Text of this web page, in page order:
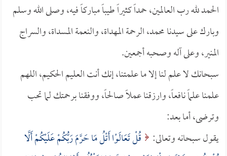
الحمد لله رب العالمين، حمداً كثيراً طيباً مباركاً فيه، وصلى الله وسلم
وبارك على سيدنا محمد، الرحمة المهداة، والنعمة المسداة، والسراج
المنير، وعلى آله وصحبه أجمعين.
سبحانك لا علم لنا إلا ما علمتنا، إنك أنت العليم الحكيم، اللهم
علمنا علماً نافعاً، وارزقنا عملاً صالحاً، ووفقنا برحمتك لما تحب
وترضى، أما بعد:
يقول سبحانه وتعالى:
قُلْ تَعَالَوْا أَتْلُ مَا حَرَّمَ رَبُّكُمْ عَلَيْكُمْ أَلَّا